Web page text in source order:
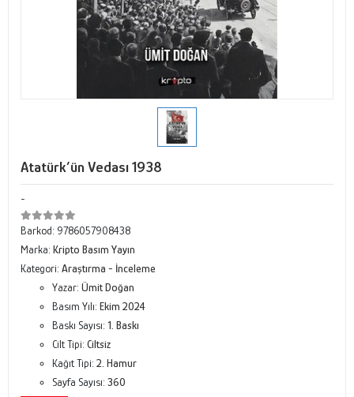
Atatürk’ün Vedası 1938
-
Barkod: 9786057908438
Marka: Kripto Basım Yayın
Kategori: Araştırma - İnceleme
Yazar: Ümit Doğan
Basım Yılı: Ekim 2024
Baskı Sayısı: 1. Baskı
Cilt Tipi: Ciltsiz
Kağıt Tipi: 2. Hamur
Sayfa Sayısı: 360